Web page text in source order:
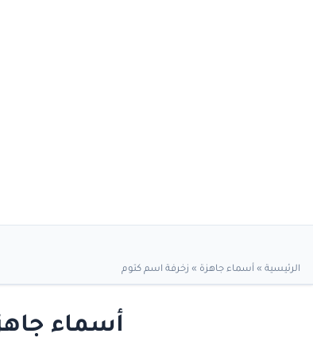
الرئيسية » أسماء جاهزة » زخرفة اسم كتوم
أسماء